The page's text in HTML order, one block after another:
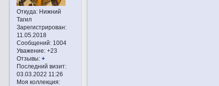
Откуда:Нижний
Тагил
Зарегистрирован:
11.05.2018
Сообщений:1004
Уважение: +23
Отзывы: +
Последний визит:
03.03.2022 11:26
Моя коллекция: